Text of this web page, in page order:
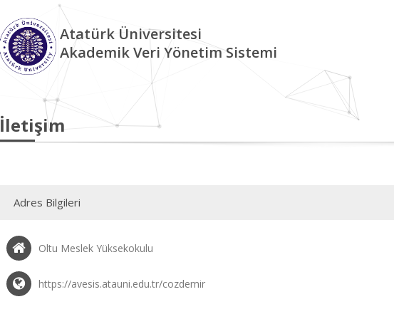
Atatürk Üniversitesi
Akademik Veri Yönetim Sistemi
İletişim
Adres Bilgileri
Oltu Meslek Yüksekokulu
https://avesis.atauni.edu.tr/cozdemir